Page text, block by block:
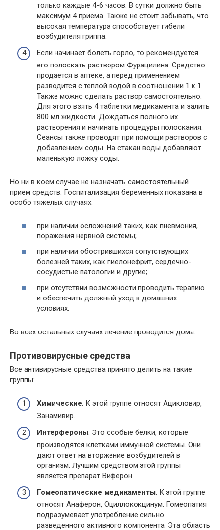
только каждые 4-6 часов. В сутки должно быть
максимум 4 приема. Также не стоит забывать, что
высокая температура способствует гибели
возбудителя гриппа.
Если начинает болеть горло, то рекомендуется
его полоскать раствором Фурацилина. Средство
продается в аптеке, а перед применением
разводится с теплой водой в соотношении 1 к 1.
Также можно сделать раствор самостоятельно.
Для этого взять 4 таблетки медикамента и залить
800 мл жидкости. Дождаться полного их
растворения и начинать процедуры полоскания.
Сеансы также проводят при помощи растворов с
добавлением соды. На стакан воды добавляют
маленькую ложку соды.
Но ни в коем случае не назначать самостоятельный
прием средств. Госпитализация беременных показана в
особо тяжелых случаях:
при наличии осложнений таких, как пневмония,
поражения нервной системы;
при наличии обострившихся сопутствующих
болезней таких, как пиелонефрит, сердечно-
сосудистые патологии и другие;
при отсутствии возможности проводить терапию
и обеспечить должный уход в домашних
условиях.
Во всех остальных случаях лечение проводится дома.
Противовирусные средства
Все антивирусные средства принято делить на такие
группы:
Химические. К этой группе относят Ацикловир,
Занамивир.
Интерфероны. Это особые белки, которые
производятся клетками иммунной системы. Они
дают ответ на вторжение возбудителей в
организм. Лучшим средством этой группы
является препарат Виферон.
Гомеопатические медикаменты. К этой группе
относят Анаферон, Оциллококцинум. Гомеопатия
подразумевает употребление сильно
разведенного активного компонента. Эта область